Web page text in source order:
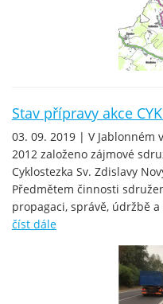
Stav přípravy akce
03. 09. 2019 | V Jablonném
2012 založeno zájmové
Cyklostezka Sv. Zdislavy
Předmětem činnosti
propagaci, správě, údržbě
číst dále